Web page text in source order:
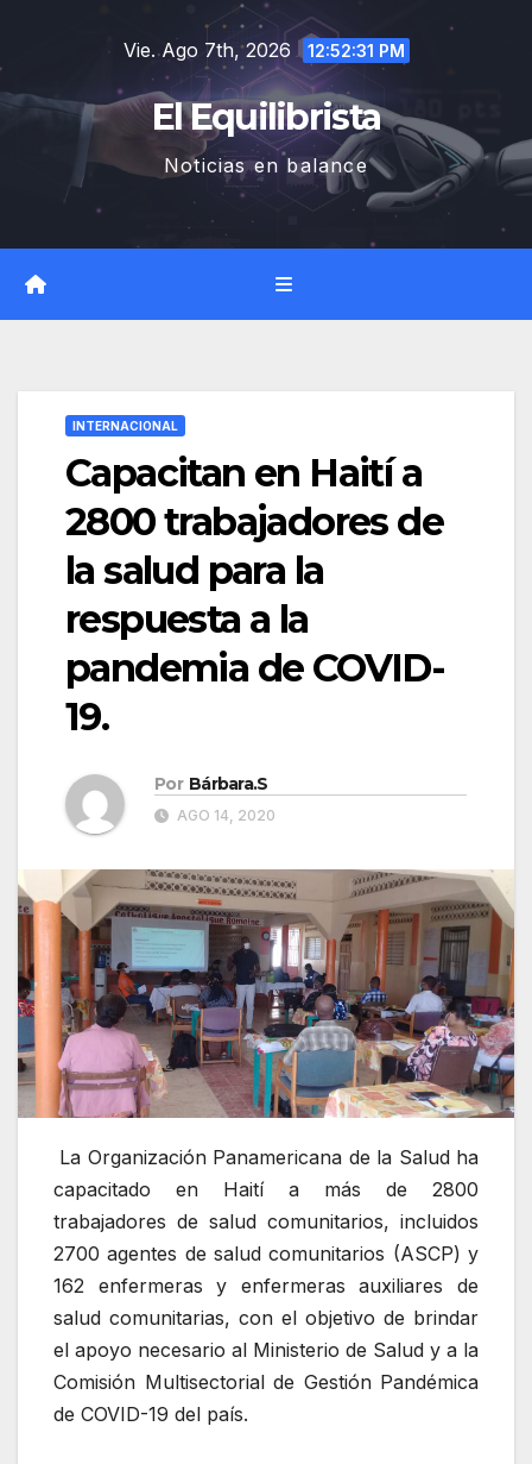
contenido
Vie. Ago 7th, 2026 12:52:32 PM
El Equilibrista
Noticias en balance
INTERNACIONAL
Capacitan en Haití a
2800 trabajadores de
la salud para la
respuesta a la
pandemia de COVID-
19.
Por Bárbara.S
AGO 14, 2020
La Organización Panamericana de la Salud ha
capacitado en Haití a más de 2800
trabajadores de salud comunitarios, incluidos
2700 agentes de salud comunitarios (ASCP) y
162 enfermeras y enfermeras auxiliares de
salud comunitarias, con el objetivo de brindar
el apoyo necesario al Ministerio de Salud y a la
Comisión Multisectorial de Gestión Pandémica
de COVID-19 del país.